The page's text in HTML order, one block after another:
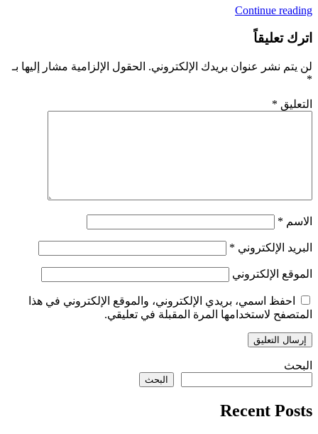
Continue reading
اترك تعليقاً
لن يتم نشر عنوان بريدك الإلكتروني. الحقول الإلزامية مشار إليها بـ
*
التعليق *
الاسم *
البريد الإلكتروني *
الموقع الإلكتروني
احفظ اسمي، بريدي الإلكتروني، والموقع الإلكتروني في هذا
المتصفح لاستخدامها المرة المقبلة في تعليقي.
البحث
البحث
Recent Posts